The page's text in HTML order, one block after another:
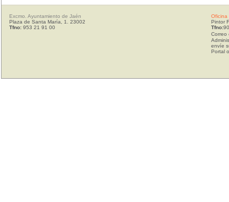
Excmo. Ayuntamiento de Jaén
Plaza de Santa María, 1. 23002
Tfno: 953 21 91 00
Oficina
Pintor
Tfno:
Correo
envíe
Portal